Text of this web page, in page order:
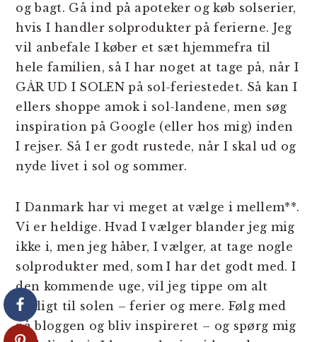
og bagt. Gå ind på apoteker og køb solserier,
hvis I handler solprodukter på ferierne. Jeg
vil anbefale I køber et sæt hjemmefra til
hele familien, så I har noget at tage på, når I
GÅR UD I SOLEN på sol-feriestedet. Så kan I
ellers shoppe amok i sol-landene, men søg
inspiration på Google (eller hos mig) inden
I rejser. Så I er godt rustede, når I skal ud og
nyde livet i sol og sommer.
I Danmark har vi meget at vælge i mellem**.
Vi er heldige. Hvad I vælger blander jeg mig
ikke i, men jeg håber, I vælger, at tage nogle
solprodukter med, som I har det godt med. I
den kommende uge, vil jeg tippe om alt
muligt til solen – ferier og mere. Følg med
på bloggen og bliv inspireret – og spørg mig